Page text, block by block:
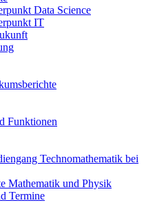
Data Science
IT
Funktionen
Technomathematik bei
Mathematik und Physik
Termine